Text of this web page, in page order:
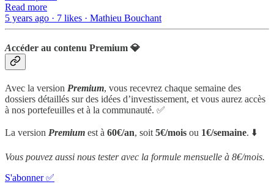
Read more
5 years ago · 7 likes · Mathieu Bouchant
Accéder au contenu Premium 💎
Avec la version Premium, vous recevrez chaque semaine des
dossiers détaillés sur des idées d’investissement, et vous aurez accès
à nos portefeuilles et à la communauté. ✅
La version Premium est à 60€/an, soit5€/mois ou 1€/semaine. ⬇️
Vous pouvez aussi nous tester avec la formule mensuelle à 8€/mois.
S'abonner ✅